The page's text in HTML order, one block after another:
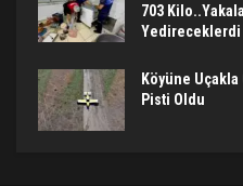
703
Yedireceklerdi
Köyüne
Pisti Oldu